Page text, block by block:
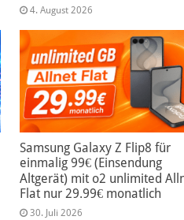
4. August 2026
Samsung Galaxy Z Flip8 für
einmalig 99€ (Einsendung
Altgerät) mit o2 unlimited
Flat nur 29.99€ monatlich
30. Juli 2026